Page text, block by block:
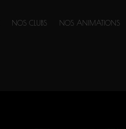
NOS CLUBS NOS ANIMATIONS